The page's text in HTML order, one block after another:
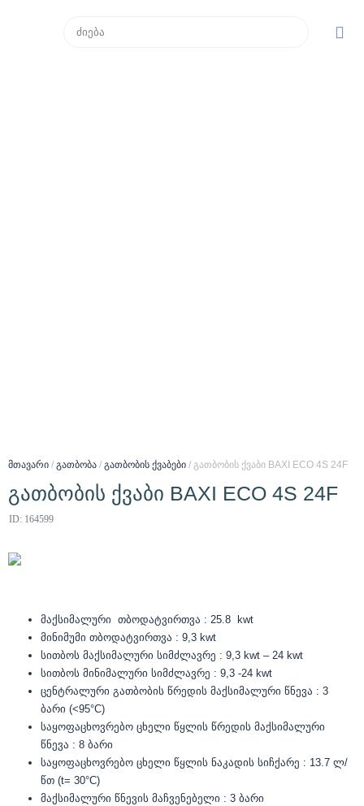
მთავარი / გათბობა / გათბობის ქვაბები / გათბობის ქვაბი BAXI ECO 4S 24F
გათბობის ქვაბი BAXI ECO 4S 24F
ID: 164599
მაქსიმალური თბოდატვირთვა : 25.8 kwt
მინიმუმი თბოდატვირთვა : 9,3 kwt
სითბოს მაქსიმალური სიმძლავრე : 9,3 kwt – 24 kwt
სითბოს მინიმალური სიმძლავრე : 9,3 -24 kwt
ცენტრალური გათბობის წრედის მაქსიმალური წნევა : 3
ბარი (<95°C)
საყოფაცხოვრებო ცხელი წყლის წრედის მაქსიმალური
წნევა : 8 ბარი
საყოფაცხოვრებო ცხელი წყლის ნაკადის სიჩქარე : 13.7 ლ/
წთ (t= 30°C)
მაქსიმალური წნევის მაჩვენებელი : 3 ბარი